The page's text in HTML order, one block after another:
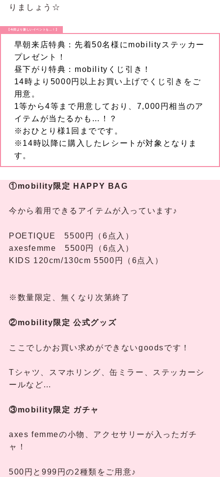
りましょう☆
【今回より新しいイベントも…！】
早朝来店特典：先着50名様にmobilityステッカー
プレゼント！
昼下がり特典：mobilityくじ引き！
14時より5000円以上お買い上げでくじ引きをご
用意。
1等から4等まで用意しており、7,000円相当のア
イテムが当たるかも…！？
※おひとり様1回までです。
※14時以降に購入したレシートが対象となりま
す。
①mobility限定 HAPPY BAG
今から着用できるアイテムが入っています♪
POETIQUE 5500円（6点入）
axesfemme 5500円（6点入）
KIDS 120cm/130cm 5500円（6点入）
※数量限定、無くなり次第終了
②mobility限定 公式グッズ
ここでしかお買い求めができないgoodsです！
Tシャツ、スマホリング、缶ミラー、ステッカーシ
ールなど…
③mobility限定 ガチャ
axes femmeの小物、アクセサリーが入ったガチ
ャ！
500円と999円の2種類をご用意♪